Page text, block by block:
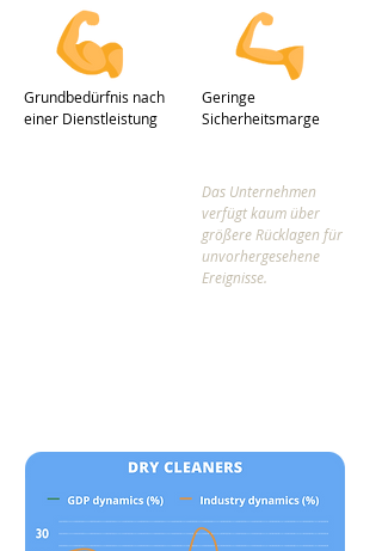
Grundbedürfnis nach
einer Dienstleistung
Geringe
Sicherheitsmarge
Das Unternehmen
verfügt kaum über
größere Rücklagen für
unvorhergesehene
Ereignisse.